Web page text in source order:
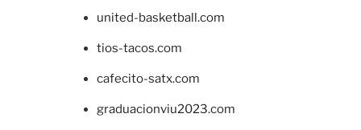
united-basketball.com
tios-tacos.com
cafecito-satx.com
graduacionviu2023.com